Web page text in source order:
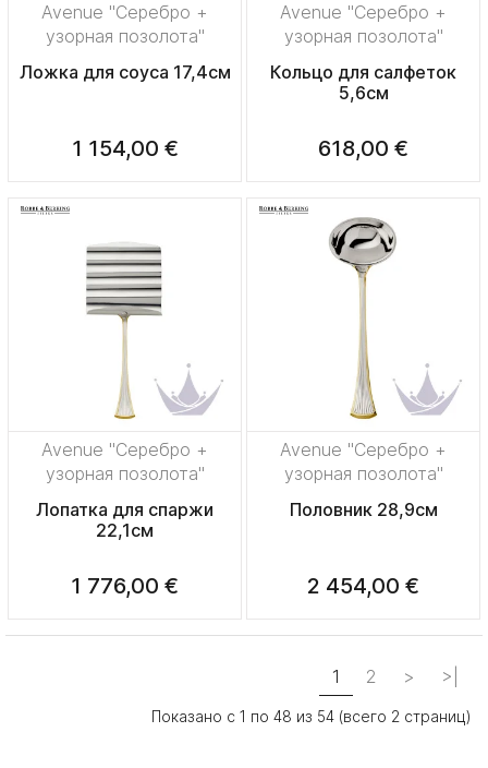
Avenue "Серебро +
узорная позолота"
Ложка для соуса 17,4см
1 154,00 €
Avenue "Серебро +
узорная позолота"
Кольцо для салфеток
5,6см
618,00 €
Avenue "Серебро +
узорная позолота"
Лопатка для спаржи
22,1см
1 776,00 €
Avenue "Серебро +
узорная позолота"
Половник 28,9см
2 454,00 €
1 2 > >|
Показано с 1 по 48 из 54 (всего 2 страниц)